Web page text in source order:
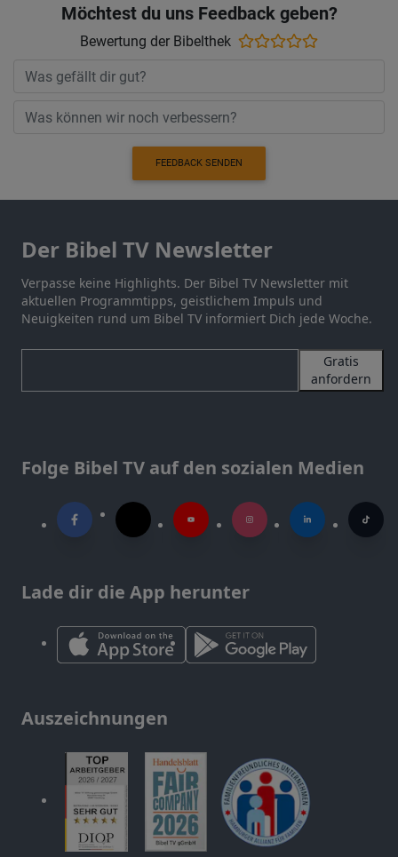
Möchtest du uns Feedback geben?
Bewertung der Bibelthek
FEEDBACK SENDEN
Der Bibel TV Newsletter
Verpasse keine Highlights. Der Bibel TV Newsletter mit
aktuellen Programmtipps, geistlichem Impuls und
Neuigkeiten rund um Bibel TV informiert Dich jede Woche.
Gratis
anfordern
Folge Bibel TV auf den sozialen Medien
Lade dir die App herunter
Auszeichnungen